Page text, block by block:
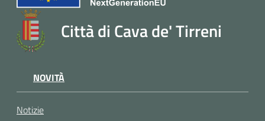
Città di Cava de' Tirreni
NOVITÀ
Notizie